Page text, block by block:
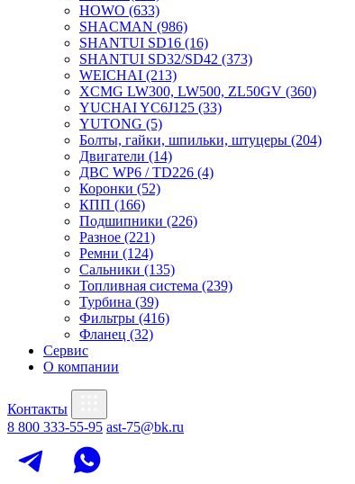
HOWO (633)
SHACMAN (986)
SHANTUI SD16 (16)
SHANTUI SD32/SD42 (373)
WEICHAI (213)
XCMG LW300, LW500, ZL50GV (360)
YUCHAI YC6J125 (33)
YUTONG (5)
Болты, гайки, шпильки, штуцеры (204)
Двигатели (14)
ДВС WP6 / TD226 (4)
Коронки (52)
КПП (166)
Подшипники (226)
Разное (221)
Ремни (124)
Сальники (135)
Топливная система (239)
Турбина (39)
Фильтры (416)
Фланец (32)
Сервис
О компании
Контакты
8 800 333-55-95 ast-75@bk.ru